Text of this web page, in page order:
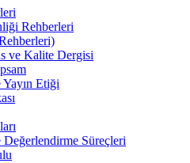
Rehberleri
ve Kalite Dergisi
Yayın Etiği
Süreçleri